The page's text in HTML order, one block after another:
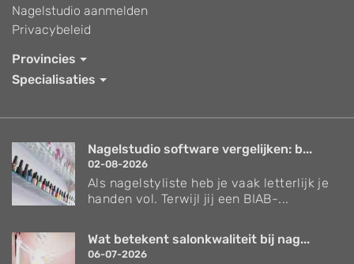
Nagelstudio aanmelden
Privacybeleid
Provincies
Specialisaties
Nagelstudio software vergelijken: b...
02-08-2026
Als nagelstyliste heb je vaak letterlijk je
handen vol. Terwijl jij een BIAB-...
Wat betekent salonkwaliteit bij nag...
06-07-2026